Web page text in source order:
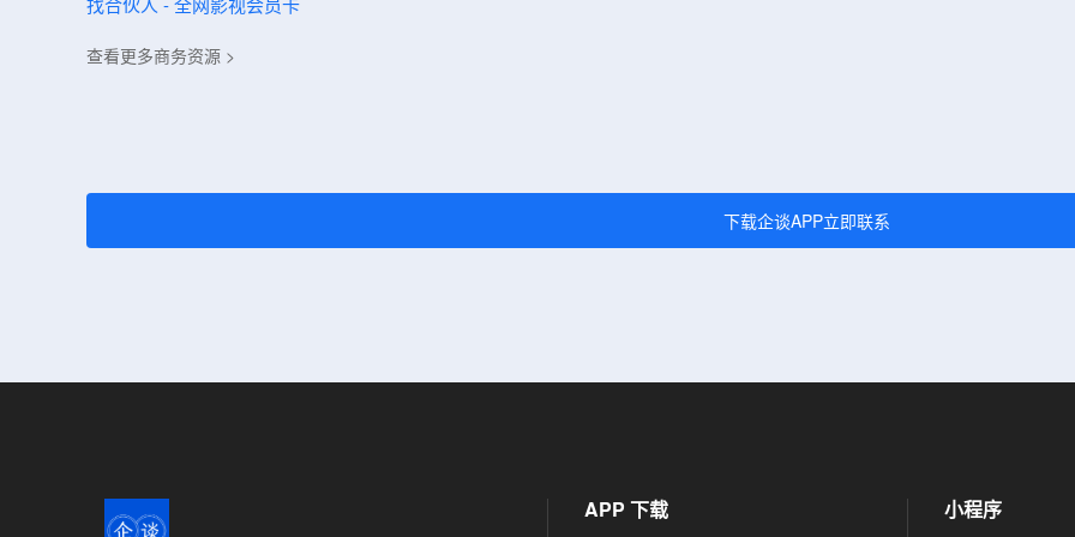
查看更多商务资源 >
下载企谈APP立即联系
APP 下载 小程序